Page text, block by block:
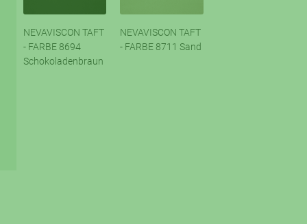
NEVAVISCON TAFT
- FARBE 8694
Schokoladenbraun
NEVAVISCON TAFT
- FARBE 8711 Sand